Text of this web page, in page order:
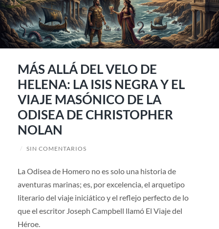
MÁS ALLÁ DEL VELO DE
HELENA: LA ISIS NEGRA Y EL
VIAJE MASÓNICO DE LA
ODISEA DE CHRISTOPHER
NOLAN
/ SIN COMENTARIOS
La Odisea de Homero no es solo una historia de
aventuras marinas; es, por excelencia, el arquetipo
literario del viaje iniciático y el reflejo perfecto de lo
que el escritor Joseph Campbell llamó El Viaje del
Héroe.